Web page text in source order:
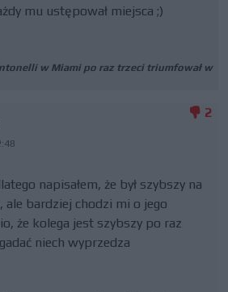
mu ustępował miejsca ;)
w Miami po raz trzeci triumfował w
2
napisałem, że był szybszy na
ale bardziej chodzi mi o jego
że kolega jest szybszy po raz
niech wyprzedza